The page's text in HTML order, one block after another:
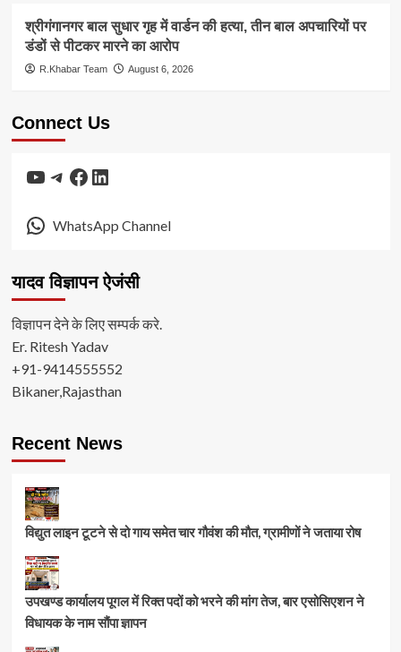
श्रीगंगानगर बाल सुधार गृह में वार्डन की हत्या, तीन बाल अपचारियों पर
डंडों से पीटकर मारने का आरोप
R.Khabar Team August 6, 2026
Connect Us
YouTube
Telegram
Facebook
LinkedIn
WhatsApp Channel
यादव विज्ञापन ऐजंसी
विज्ञापन देने के लिए सम्पर्क करे.
Er. Ritesh Yadav
+91-9414555552
Bikaner,Rajasthan
Recent News
विद्युत लाइन टूटने से दो गाय समेत चार गौवंश की मौत, ग्रामीणों ने जताया रोष
उपखण्ड कार्यालय पूगल में रिक्त पदों को भरने की मांग तेज, बार एसोसिएशन ने
विधायक के नाम सौंपा ज्ञापन